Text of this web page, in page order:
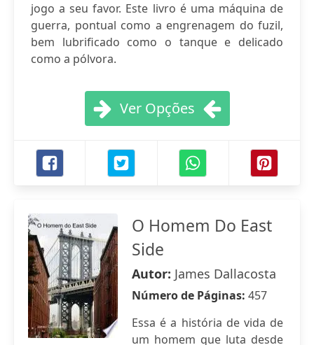
jogo a seu favor. Este livro é uma máquina de
guerra, pontual como a engrenagem do fuzil,
bem lubrificado como o tanque e delicado
como a pólvora.
Ver Opções
O Homem Do East
Side
Autor: James Dallacosta
Número de Páginas: 457
Essa é a história de vida de
um homem que luta desde